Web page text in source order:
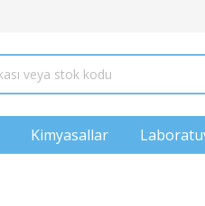
Kimyasallar